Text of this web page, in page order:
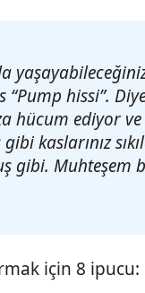
hissi”.
hücum ediyor
kaslarınız
gibi. Muhteşem
için 8 ipucu: